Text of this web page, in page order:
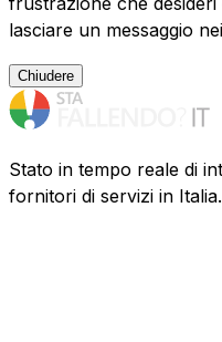
lasciare un messaggio
Chiudere
Stato in tempo reale di
fornitori di servizi in